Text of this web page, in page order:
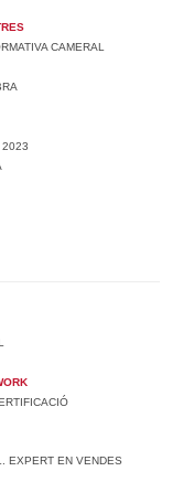
CAMERAL
2023
EXPERT EN VENDES